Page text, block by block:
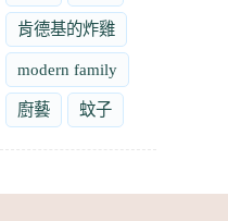
肯德基的炸雞
modern family
廚藝 蚊子